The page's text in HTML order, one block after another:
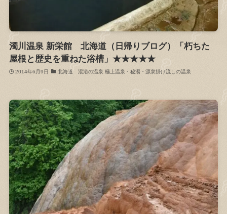
濁川温泉 新栄館 北海道（日帰りブログ）「朽ちた
屋根と歴史を重ねた浴槽」★★★★★
2014年6月9日 北海道 混浴の温泉 極上温泉・秘湯・源泉掛け流しの温泉